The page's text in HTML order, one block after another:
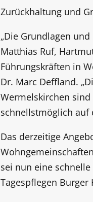
Zurückhaltung und
„Die Grundlagen
Matthias Ruf,
Führungskräften in
Dr. Marc Deffland.
Wermelskirchen
schnellstmöglich auf
Das derzeitige
sei nun eine
Tagespflegen